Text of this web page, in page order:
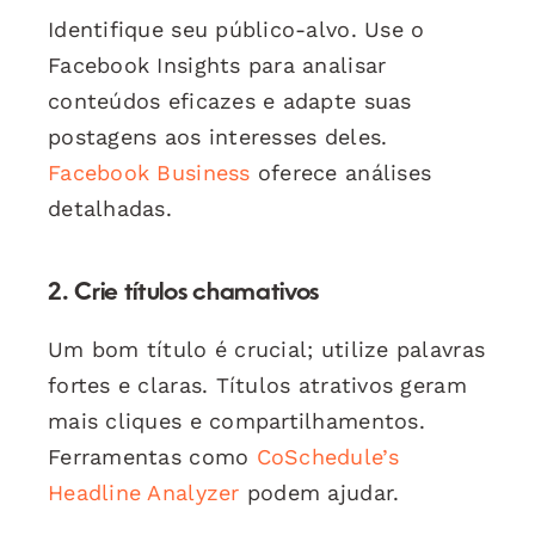
Identifique seu público-alvo. Use o
Facebook Insights para analisar
conteúdos eficazes e adapte suas
postagens aos interesses deles.
Facebook Business oferece análises
detalhadas.
2. Crie títulos chamativos
Um bom título é crucial; utilize palavras
fortes e claras. Títulos atrativos geram
mais cliques e compartilhamentos.
Ferramentas como CoSchedule’s
Headline Analyzer podem ajudar.